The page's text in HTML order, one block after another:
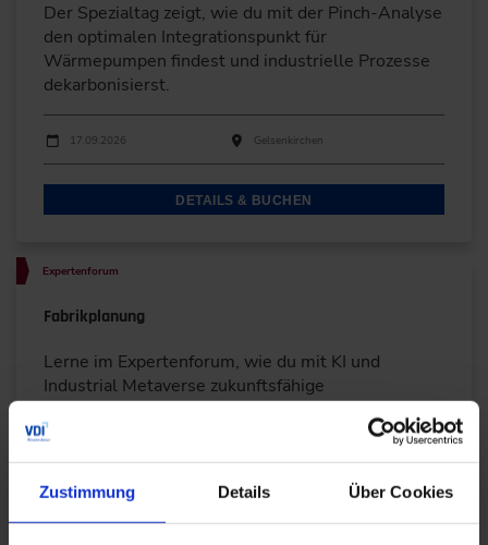
Zustimmung Details Über Cookies
Der Spezialtag zeigt, wie du mit der Pinch-Analyse
den optimalen Integrationspunkt für
Wärmepumpen findest und industrielle Prozesse
dekarbonisierst.
Durchführungen
Veranstaltungsdatum Veranstaltungsort
17.09.2026 Gelsenkirchen
DETAILS & BUCHEN
Expertenforum
Fabrikplanung
Lerne im Expertenforum, wie du mit KI und
Industrial Metaverse zukunftsfähige
im volatilen Markt ab!
Durchführungen
Veranstaltungsdatum Veranstaltungsort
17.09.2026 Braunschweig